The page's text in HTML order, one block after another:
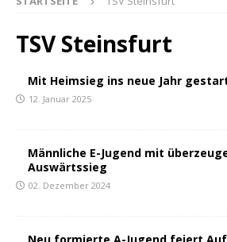
TSV Steinsfurt
Mit Heimsieg ins neue Jahr
12. Januar 2025
Männliche E-Jugend mit
Auswärtssieg
02. Dezember 2024
Neu formierte A-Jugend feiert